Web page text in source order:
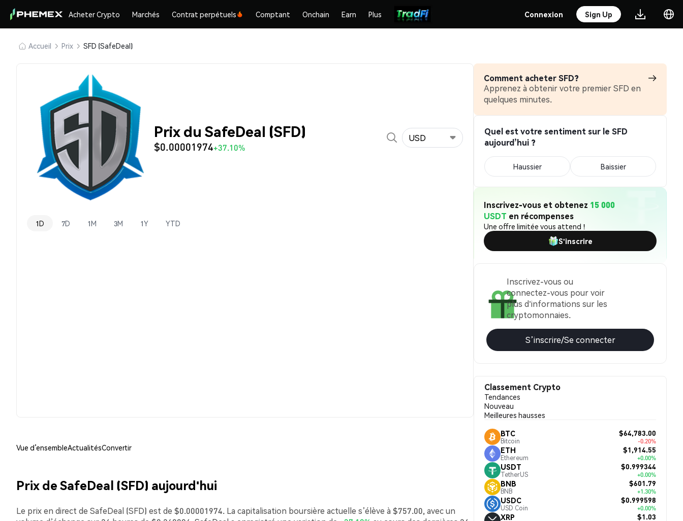
Acheter Crypto Marchés Contrat perpétuels Comptant Onchain Earn Plus Connexion Sign Up
Accueil Prix SFD (SafeDeal)
Prix du SafeDeal (SFD)
$0.00001974+37.10%
USD
1D 7D 1M 3M 1Y YTD
Vue d’ensembleActualitésConvertir
Prix de SafeDeal (SFD) aujourd'hui
Le prix en direct de SafeDeal (SFD) est de $0.00001974. La capitalisation boursière actuelle s’élève à $757.00, avec un
Comment acheter SFD?
Apprenez à obtenir votre premier SFD en
quelques minutes.
Quel est votre sentiment sur le SFD
aujourd’hui ?
Haussier Baissier
Inscrivez-vous et obtenez 15 000
USDT en récompenses
Une offre limitée vous attend !
S'inscrire
Inscrivez-vous ou
connectez-vous pour voir
plus d'informations sur les
cryptomonnaies.
S’inscrire/Se connecter
Classement Crypto
Tendances
Nouveau
Meilleures hausses
BTC
Bitcoin
$64,783.00
-0.20%
ETH
Ethereum
$1,914.55
+0.00%
USDT
TetherUS
$0.999344
+0.00%
BNB
BNB
$601.79
+1.30%
USDC
USD Coin
$0.999598
+0.00%
XRP $1.03